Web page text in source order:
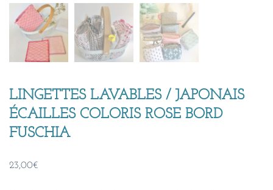
LINGETTES LAVABLES / JAPONAIS
ÉCAILLES COLORIS ROSE BORD
FUSCHIA
23,00€